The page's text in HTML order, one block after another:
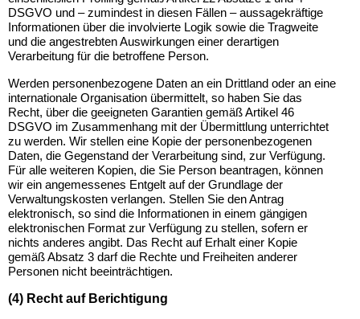
DSGVO und – zumindest in diesen Fällen – aussagekräftige
Informationen über die involvierte Logik sowie die Tragweite
und die angestrebten Auswirkungen einer derartigen
Verarbeitung für die betroffene Person.
Werden personenbezogene Daten an ein Drittland oder an eine
internationale Organisation übermittelt, so haben Sie das
Recht, über die geeigneten Garantien gemäß Artikel 46
DSGVO im Zusammenhang mit der Übermittlung unterrichtet
zu werden. Wir stellen eine Kopie der personenbezogenen
Daten, die Gegenstand der Verarbeitung sind, zur Verfügung.
Für alle weiteren Kopien, die Sie Person beantragen, können
wir ein angemessenes Entgelt auf der Grundlage der
Verwaltungskosten verlangen. Stellen Sie den Antrag
elektronisch, so sind die Informationen in einem gängigen
elektronischen Format zur Verfügung zu stellen, sofern er
nichts anderes angibt. Das Recht auf Erhalt einer Kopie
gemäß Absatz 3 darf die Rechte und Freiheiten anderer
Personen nicht beeinträchtigen.
(4) Recht auf Berichtigung